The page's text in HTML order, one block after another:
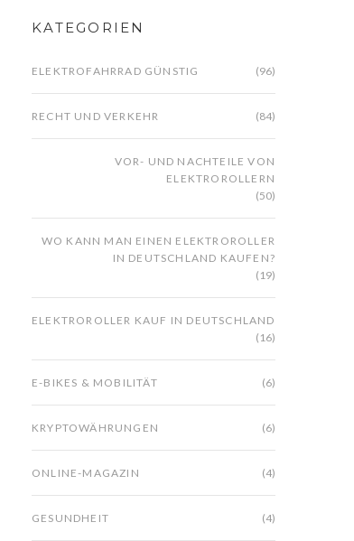
KATEGORIEN
ELEKTROFAHRRAD GÜNSTIG (96)
RECHT UND VERKEHR (84)
VOR- UND NACHTEILE VON
ELEKTROROLLERN
(50)
WO KANN MAN EINEN ELEKTROROLLER
IN DEUTSCHLAND KAUFEN?
(19)
ELEKTROROLLER KAUF IN DEUTSCHLAND
(16)
E-BIKES & MOBILITÄT (6)
KRYPTOWÄHRUNGEN (6)
ONLINE-MAGAZIN (4)
GESUNDHEIT (4)